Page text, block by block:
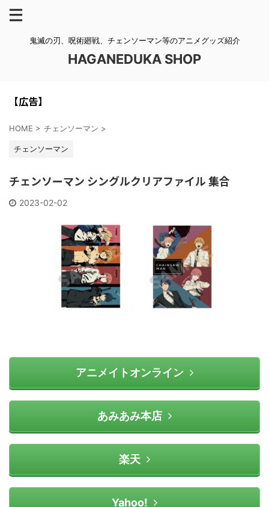
鬼滅の刃、呪術廻戦、チェンソーマン等のアニメグッズ紹介
HAGANEDUKA SHOP
【広告】
HOME > チェンソーマン >
チェンソーマン
チェンソーマン シングルクリアファイル 集合
2023-02-02
アニメイトオンライン
あみあみ本店
楽天
Yahoo!